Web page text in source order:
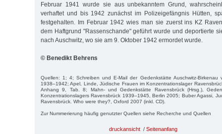
Februar 1941 wurde sie aus unbekanntem Grund,
verhaftet und bis 1942 zunächst im Polizeigefängnis Hütten,
festgehalten. Im Februar 1942 wies man sie zuerst ins KZ
dem Haftgrund "Rassenschande" geführt wurde und deportierte
nach Auschwitz, wo sie am 9. Oktober 1942 ermordet wurde.
© Benedikt Behrens
Quellen: 1; 4; Schreiben und E-Mail der Gedenkstätte Auschwitz-
1938–1942; Apel, Linde, Jüdische Frauen im Konzentrationslager
Anhang 9, Tab. 8; Mahn- und Gedenkstätte Ravensbrück (Hrsg.),
Konzentrationslagers Ravensbrück 1939–1945, Berlin 2005; Buber Agassi,
Ravensbrück. Who were they?, Oxford 2007 (inkl. CD).
Zur Nummerierung häufig genutzter Quellen siehe Recherche und Quellen
druckansicht / Seitenanfang